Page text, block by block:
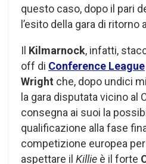
questo caso, dopo il pari
l’esito della gara di ritorno
Il Kilmarnock, infatti,
off di Conference League
Wright che, dopo undici
la gara disputata vicino al
consegna ai suoi la
qualificazione alla fase
competizione europea
aspettare il Killie è il forte